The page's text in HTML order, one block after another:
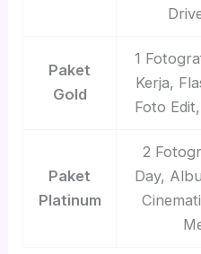
Paket
Gold
1
Kerja,
Foto
Paket
Platinum
2
Day,